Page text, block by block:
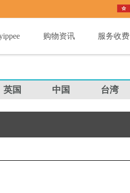
购物资讯 服务收费
英国 中国 台湾